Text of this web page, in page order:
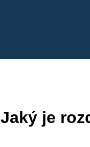
Jaký je